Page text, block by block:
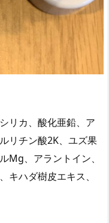
リカ、酸化亜鉛、ア
リチン酸2K、ユズ果
Mg、アラントイン、
キハダ樹皮エキス、